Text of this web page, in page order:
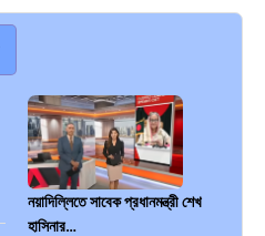
নয়াদিল্লিতে সাবেক প্রধানমন্ত্রী শেখ
হাসিনার…